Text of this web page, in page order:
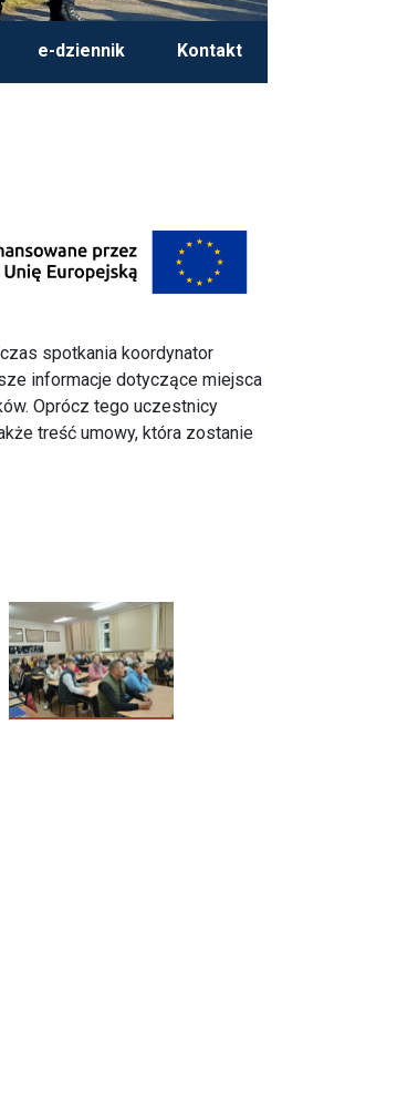
e-dziennik Kontakt
spotkania koordynator
informacje dotyczące miejsca
Oprócz tego uczestnicy
treść umowy, która zostanie